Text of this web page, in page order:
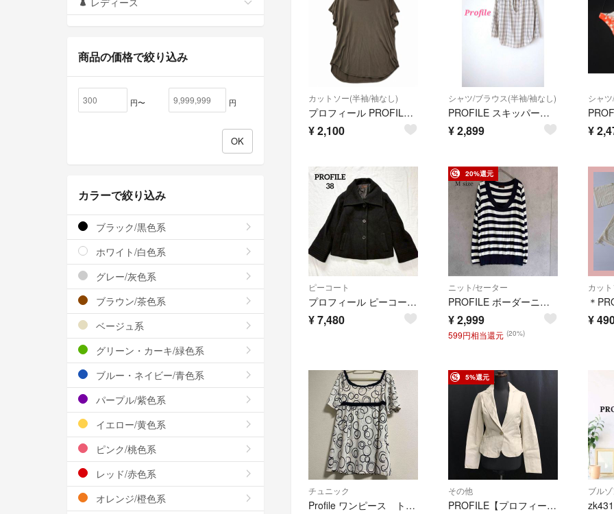
カットソー(半袖/袖なし)
プロフィール PROFILE プルオーバー Tシャツ カットソー 38 カーキ
¥2,100
シャツ/ブラウス(半袖/袖なし)
PROFILE スキッパーシャツ チュニック チェック柄 長袖 ライトベージュ
¥2,899
シャ
¥
ピーコート
プロフィール ピーコート pコート ウール ショート ブラック 黒 38 M
¥7,480
20%還元
ニット/セーター
PROFILE ボーダーニット M相当 ネイビー ホワイト シルク混 日本製
¥2,999
599円相当還元 (20%)
カッ
¥
チュニック
Profile ワンピース トップス
5%還元
その他
PROFILE【プロフィール】レザージャケット【size:38/レディースM/アイボリー/ivory】総裏地/テーラード/Jacket◆BJ023-a
ブル
商品の価格で絞り込み
円〜 円
カラーで絞り込み
ブラック/黒色系
ホワイト/白色系
グレー/灰色系
ブラウン/茶色系
ベージュ系
グリーン・カーキ/緑色系
ブルー・ネイビー/青色系
パープル/紫色系
イエロー/黄色系
ピンク/桃色系
レッド/赤色系
オレンジ/橙色系